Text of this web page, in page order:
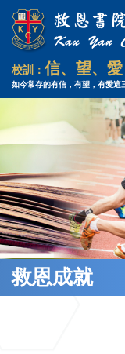
校訓：信、望、愛
如今常存的有信，有望，有愛這
救恩成就